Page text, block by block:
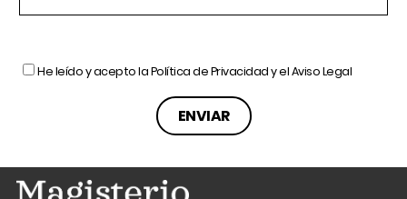
He leído y acepto laPolítica de Privacidady elAviso Legal